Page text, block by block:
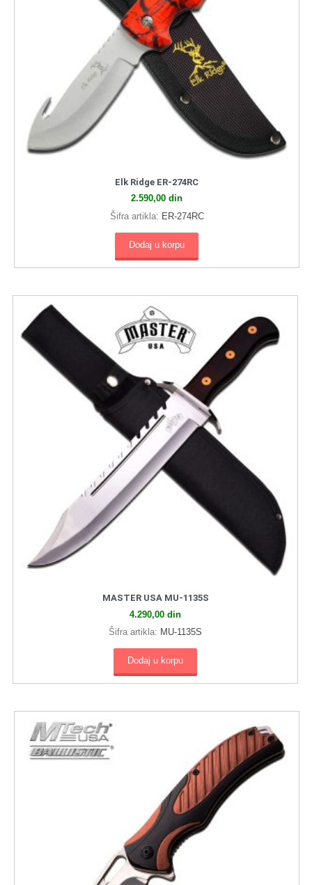
Elk Ridge ER-274RC
2.590,00 din
Šifra artikla: ER-274RC
Dodaj u korpu
MASTER USA MU-1135S
4.290,00 din
Šifra artikla: MU-1135S
Dodaj u korpu